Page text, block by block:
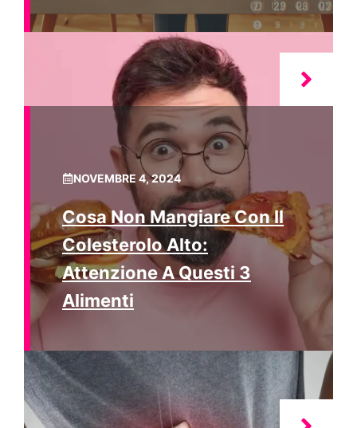
NOVEMBRE 4, 2024
Cosa Non Mangiare Con Il
Colesterolo Alto:
Attenzione A Questi 3
Alimenti